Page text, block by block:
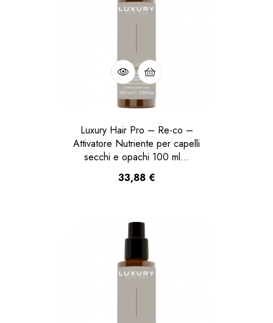
Luxury Hair Pro – Re-co –
Attivatore Nutriente per capelli
secchi e opachi 100 ml…
33,88 €